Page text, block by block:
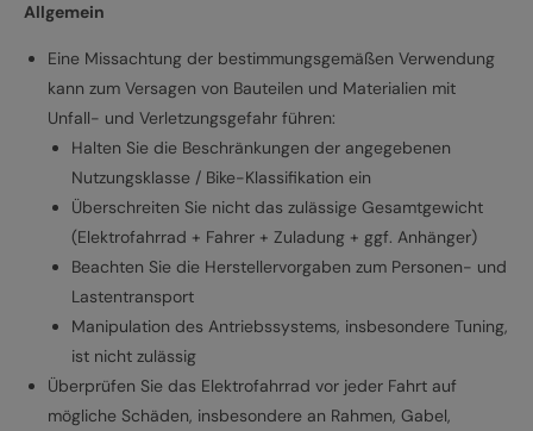
Allgemein
Eine Missachtung der bestimmungsgemäßen Verwendung
kann zum Versagen von Bauteilen und Materialien mit
Unfall- und Verletzungsgefahr führen:
Halten Sie die Beschränkungen der angegebenen
Nutzungsklasse / Bike-Klassifikation ein
Überschreiten Sie nicht das zulässige Gesamtgewicht
(Elektrofahrrad + Fahrer + Zuladung + ggf. Anhänger)
Beachten Sie die Herstellervorgaben zum Personen- und
Lastentransport
Manipulation des Antriebssystems, insbesondere Tuning,
ist nicht zulässig
Überprüfen Sie das Elektrofahrrad vor jeder Fahrt auf
mögliche Schäden, insbesondere an Rahmen, Gabel,